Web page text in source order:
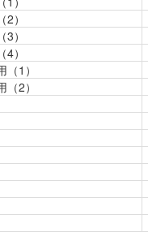
）
）
）
1）
2）